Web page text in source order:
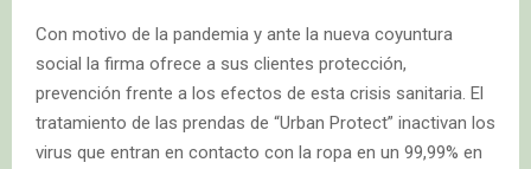
Con motivo de la pandemia y ante la nueva coyuntura
social la firma ofrece a sus clientes protección,
prevención frente a los efectos de esta crisis sanitaria. El
tratamiento de las prendas de “Urban Protect” inactivan los
virus que entran en contacto con la ropa en un 99,99% en